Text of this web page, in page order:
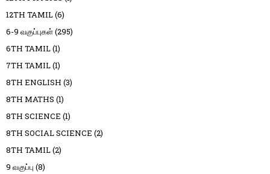
12TH TAMIL(6)
6-9 வகுப்புகள்(295)
6TH TAMIL(1)
7TH TAMIL(1)
8TH ENGLISH (3)
8TH MATHS (1)
8TH SCIENCE (1)
8TH SOCIAL SCIENCE (2)
8TH TAMIL(2)
9 வகுப்பு (8)